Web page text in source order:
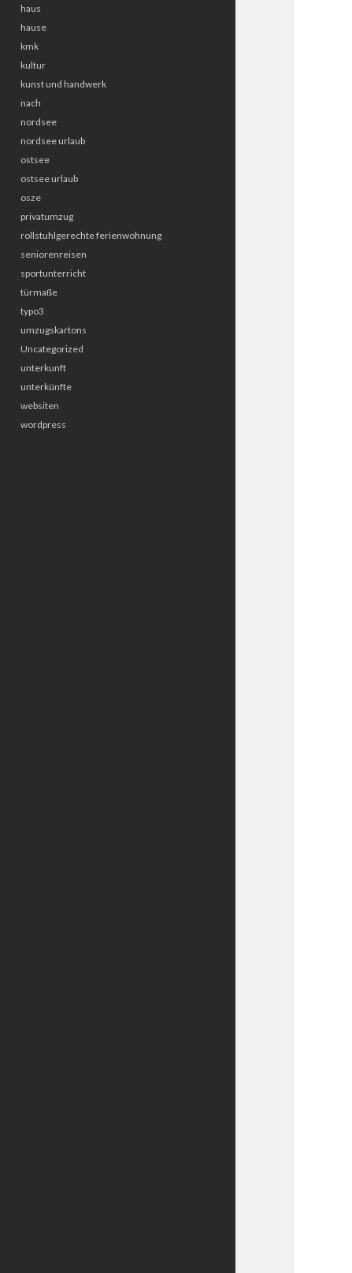
haus
hause
kmk
kultur
kunst und handwerk
nach
nordsee
nordsee urlaub
ostsee
ostsee urlaub
osze
privatumzug
rollstuhlgerechte ferienwohnung
seniorenreisen
sportunterricht
türmaße
typo3
umzugskartons
Uncategorized
unterkunft
unterkünfte
websiten
wordpress